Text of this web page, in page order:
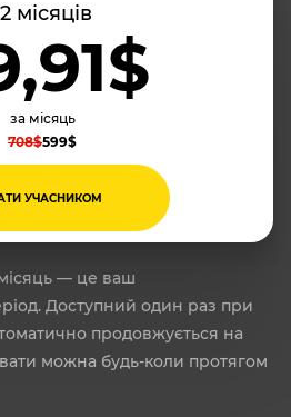
місяців
за місяць
708$599$
УЧАСНИКОМ
— це ваш
Доступний один раз при
продовжується на
можна будь-коли протягом